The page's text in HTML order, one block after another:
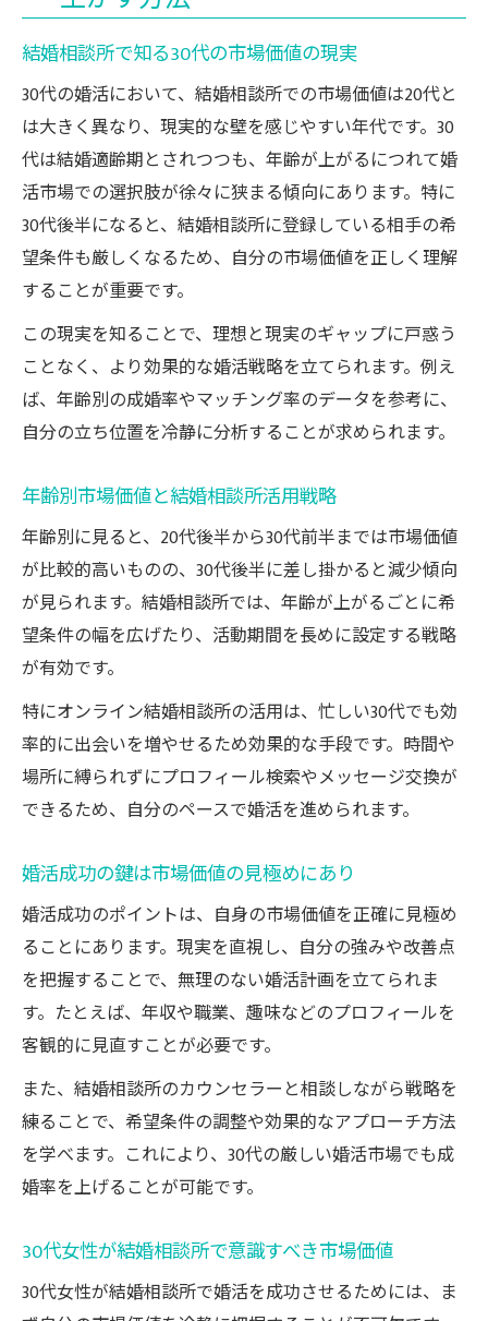
結婚相談所で知る30代の市場価値の現実
30代の婚活において、結婚相談所での市場価値は20代と
は大きく異なり、現実的な壁を感じやすい年代です。30
代は結婚適齢期とされつつも、年齢が上がるにつれて婚
活市場での選択肢が徐々に狭まる傾向にあります。特に
30代後半になると、結婚相談所に登録している相手の希
望条件も厳しくなるため、自分の市場価値を正しく理解
することが重要です。
この現実を知ることで、理想と現実のギャップに戸惑う
ことなく、より効果的な婚活戦略を立てられます。例え
ば、年齢別の成婚率やマッチング率のデータを参考に、
自分の立ち位置を冷静に分析することが求められます。
年齢別市場価値と結婚相談所活用戦略
年齢別に見ると、20代後半から30代前半までは市場価値
が比較的高いものの、30代後半に差し掛かると減少傾向
が見られます。結婚相談所では、年齢が上がるごとに希
望条件の幅を広げたり、活動期間を長めに設定する戦略
が有効です。
特にオンライン結婚相談所の活用は、忙しい30代でも効
率的に出会いを増やせるため効果的な手段です。時間や
場所に縛られずにプロフィール検索やメッセージ交換が
できるため、自分のペースで婚活を進められます。
婚活成功の鍵は市場価値の見極めにあり
婚活成功のポイントは、自身の市場価値を正確に見極め
ることにあります。現実を直視し、自分の強みや改善点
を把握することで、無理のない婚活計画を立てられま
す。たとえば、年収や職業、趣味などのプロフィールを
客観的に見直すことが必要です。
また、結婚相談所のカウンセラーと相談しながら戦略を
練ることで、希望条件の調整や効果的なアプローチ方法
を学べます。これにより、30代の厳しい婚活市場でも成
婚率を上げることが可能です。
30代女性が結婚相談所で意識すべき市場価値
30代女性が結婚相談所で婚活を成功させるためには、ま